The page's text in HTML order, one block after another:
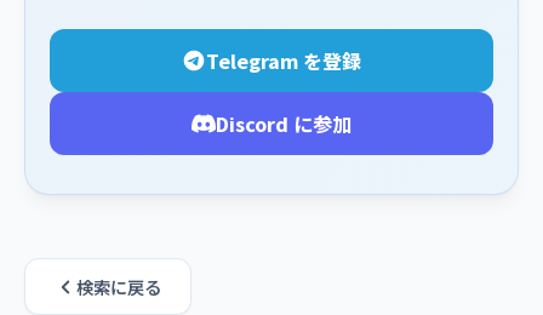
Telegram を登録
Discord に参加
検索に戻る